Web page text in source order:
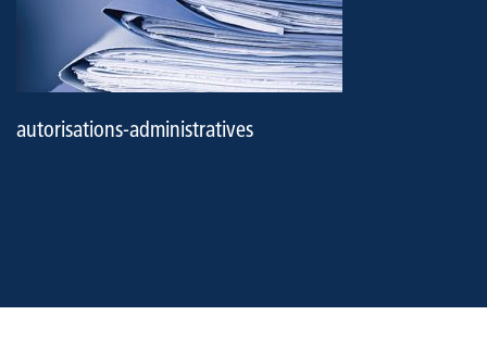
autorisations-administratives